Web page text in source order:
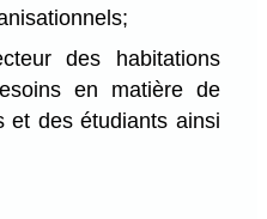
des habitations
en matière de
et des étudiants ainsi